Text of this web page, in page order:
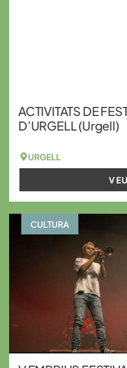
ACTIVITATS DE
D’URGELL (Urgell)
URGELL
CULTURA